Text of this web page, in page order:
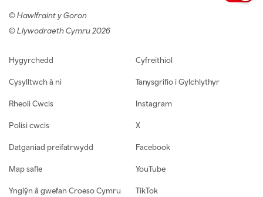
© Hawlfraint y Goron
© Llywodraeth Cymru 2026
Footer navigation
Hygyrchedd
Cysylltwch â ni
Rheoli Cwcis
Polisi cwcis
Datganiad preifatrwydd
Map safle
Ynglŷn â gwefan Croeso Cymru
Cyfreithiol
Tanysgrifio i Gylchlythyr
Instagram
X
Facebook
YouTube
TikTok